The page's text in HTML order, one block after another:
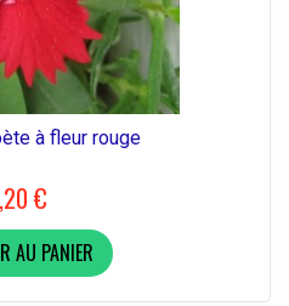
à fleur rouge
€
AU PANIER